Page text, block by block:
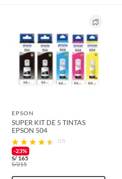
EPSON
SUPER KIT DE 5 TINTAS
EPSON 504
(17)
-23%
S/ 165
S/215